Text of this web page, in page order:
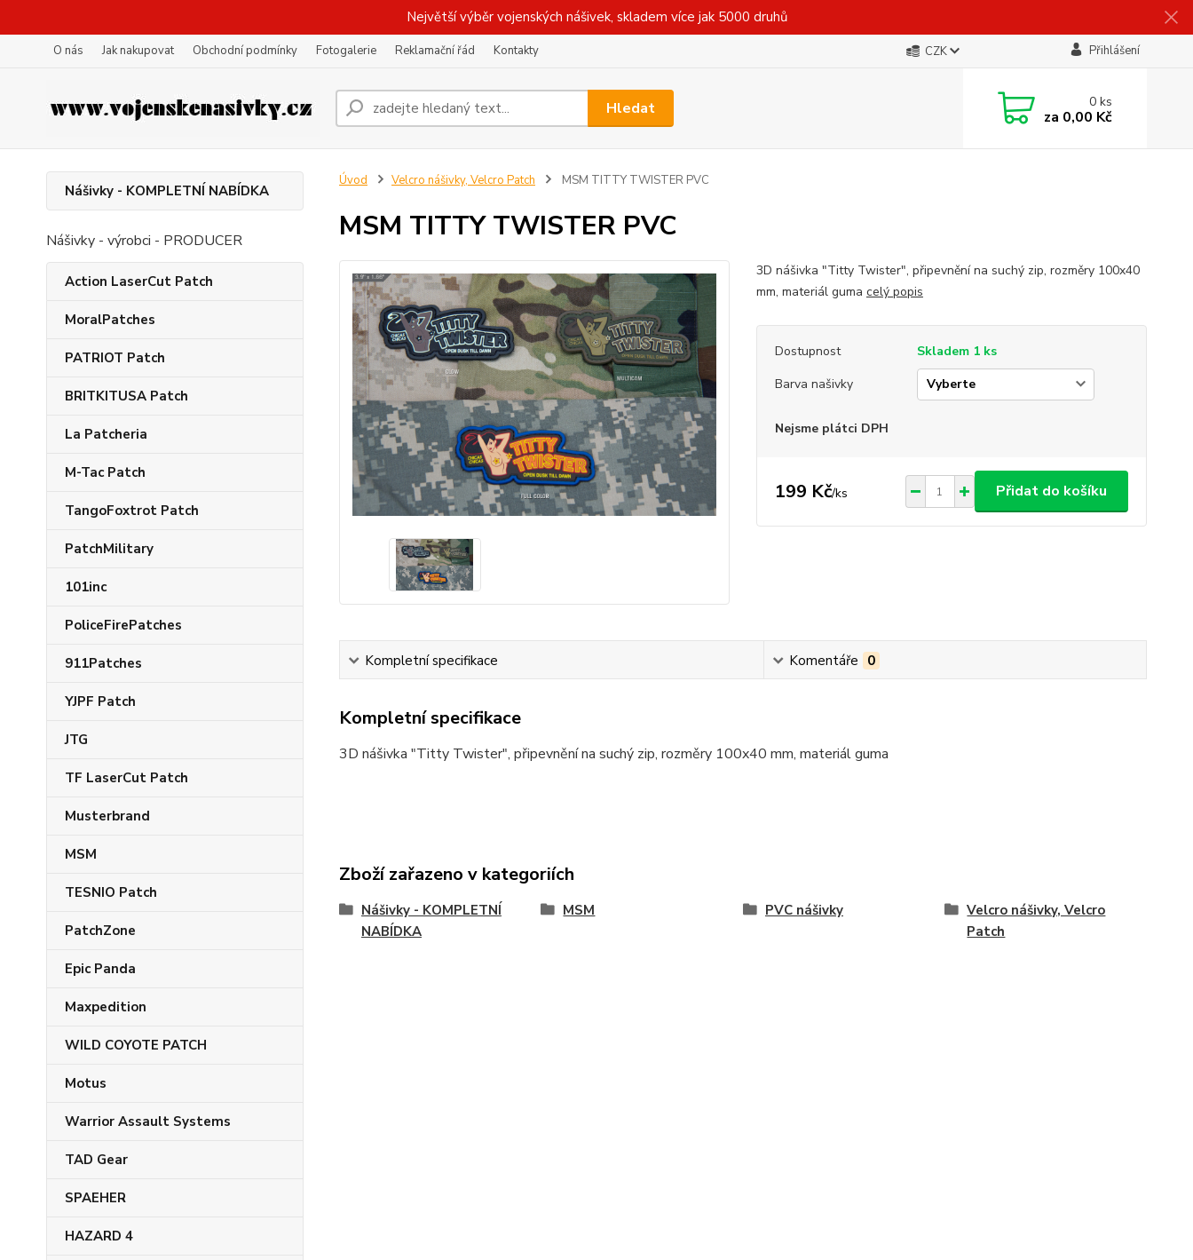
Největší výběr vojenských nášivek, skladem více jak 5000 druhů
O nás Jak nakupovat Obchodní podmínky Fotogalerie Reklamační řád Kontakty CZK Přihlášení
Hledat 0ks
za 0,00 Kč
Nášivky - KOMPLETNÍ NABÍDKA
Nášivky - výrobci - PRODUCER
Action LaserCut Patch
MoralPatches
PATRIOT Patch
BRITKITUSA Patch
La Patcheria
M-Tac Patch
TangoFoxtrot Patch
PatchMilitary
101inc
PoliceFirePatches
911Patches
YJPF Patch
JTG
TF LaserCut Patch
Musterbrand
MSM
TESNIO Patch
PatchZone
Epic Panda
Maxpedition
WILD COYOTE PATCH
Motus
Warrior Assault Systems
TAD Gear
SPAEHER
HAZARD 4
Úvod Velcro nášivky, Velcro Patch MSM TITTY TWISTER PVC
MSM TITTY TWISTER PVC
3D nášivka "Titty Twister", připevnění na suchý zip, rozměry 100x40
mm, materiál guma celý popis
Dostupnost
Skladem 1 ks
Barva našivky
Nejsme plátci DPH
199 Kč/ks Přidat do košíku
Kompletní specifikace Komentáře 0
Kompletní specifikace
3D nášivka "Titty Twister", připevnění na suchý zip, rozměry 100x40 mm, materiál guma
Zboží zařazeno v kategoriích
Nášivky - KOMPLETNÍ
NABÍDKA
MSM PVC nášivky
Velcro nášivky, Velcro
Patch